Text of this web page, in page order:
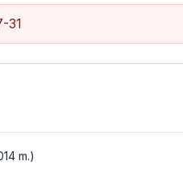
31
m.)